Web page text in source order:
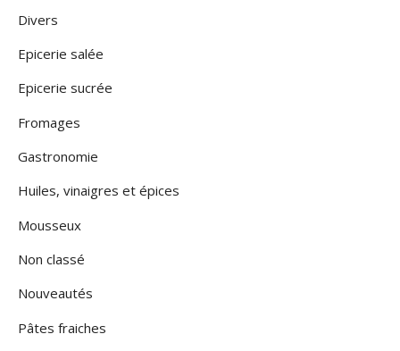
Divers
Epicerie salée
Epicerie sucrée
Fromages
Gastronomie
Huiles, vinaigres et épices
Mousseux
Non classé
Nouveautés
Pâtes fraiches